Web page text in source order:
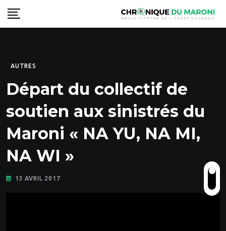
Skip
to
AUTRES
Départ du collectif de
soutien aux sinistrés du
Maroni « NA YU, NA MI,
NA WI »
13 AVRIL 2017